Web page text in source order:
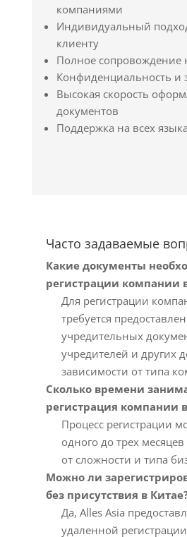
компаниями
Индивидуальный
клиенту
Полное сопровождение
Конфиденциальность и
Высокая скорость
документов
Поддержка на всех
Часто задаваемые
Какие документы
регистрации компании
Для регистрации
требуется
учредительных
учредителей и других
зависимости от типа
Сколько времени
регистрация компании
Процесс регистрации
одного до трех
от сложности и типа
Можно ли
без присутствия в
Да, Alles Asia
удаленной